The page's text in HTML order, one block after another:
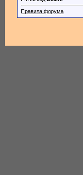
Правила форума